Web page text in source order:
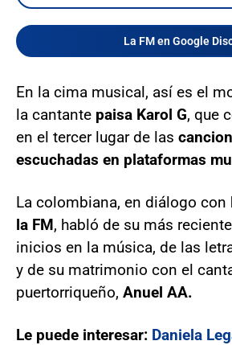
La FM en Google
En la cima musical, así es el
la cantante paisa Karol G, que
en el tercer lugar de las
escuchadas en plataformas
La colombiana, en diálogo con
la FM, habló de su más
inicios en la música, de las
y de su matrimonio con el
puertorriqueño, Anuel AA.
Le puede interesar: Daniela